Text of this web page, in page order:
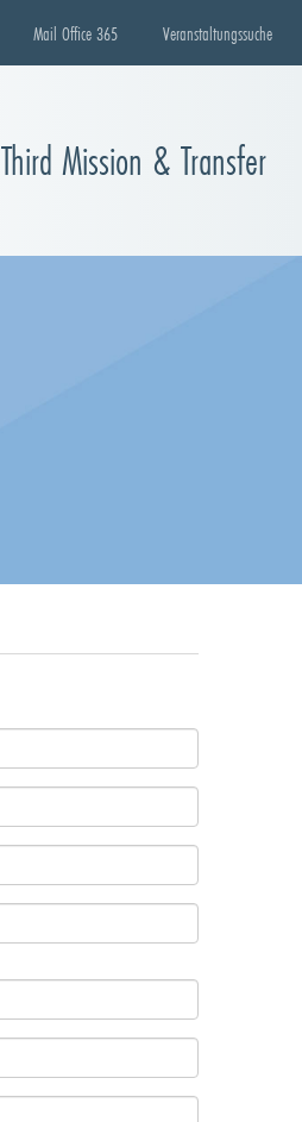
Mail Office 365 Veranstaltungssuche
Third Mission & Transfer